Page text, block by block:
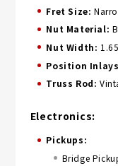
Fret Size:
Nut Material:
Nut Width:
Position
Truss Rod:
Electronics:
Pickups:
Bridge